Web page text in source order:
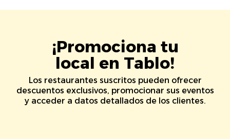
¡Promociona tu
local en Tablo!
Los restaurantes suscritos pueden ofrecer
descuentos exclusivos, promocionar sus eventos
y acceder a datos detallados de los clientes.